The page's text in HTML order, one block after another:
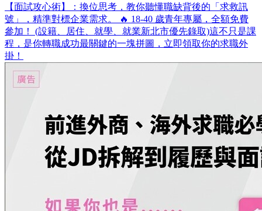
【面試攻心術】：換位思考，教你聽懂職缺背後的「求救訊
號」，精準對標企業需求。 🔥 18-40 歲青年專屬，全額免費
參加！ (設籍、居住、就學、就業新北市優先錄取)​ 這不只是課
程，是你轉職成功最關鍵的一塊拼圖，立即領取你的求職外
掛！